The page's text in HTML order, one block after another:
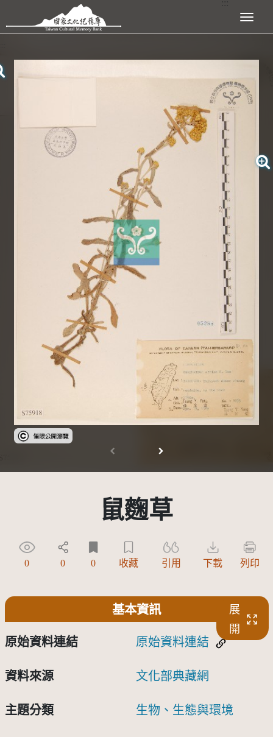
跳到主要內容區塊 展開選單
受著作權法保護-僅限於本平台有限度公開瀏覽
鼠麴草
0 0 0 收藏 引用 下載 列印
基本資訊
展
開
原始資料連結 原始資料連結
資料來源 文化部典藏網
主題分類 生物、生態與環境